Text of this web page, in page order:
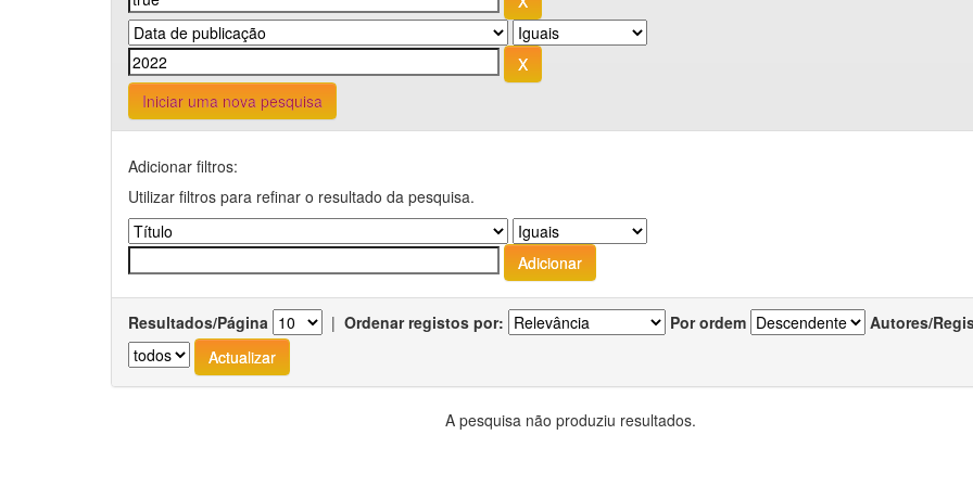
Iniciar uma nova pesquisa
Adicionar filtros:
Utilizar filtros para refinar o resultado da pesquisa.
Resultados/Página | Ordenar registos por: Por ordem Autores/
A pesquisa não produziu resultados.